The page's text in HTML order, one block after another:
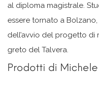
al diploma magistrale.
essere tornato a
dell’avvio del progetto di
greto del Talvera.
Prodotti di